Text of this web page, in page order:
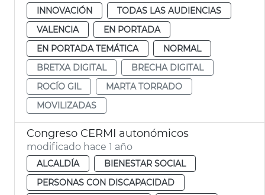
INNOVACIÓN
TODAS LAS AUDIENCIAS
VALENCIA
EN PORTADA
EN PORTADA TEMÁTICA
NORMAL
BRETXA DIGITAL
BRECHA DIGITAL
ROCÍO GIL
MARTA TORRADO
MOVILIZADAS
Congreso CERMI autonómicos
modificado hace 1 año
ALCALDÍA
BIENESTAR SOCIAL
PERSONAS CON DISCAPACIDAD